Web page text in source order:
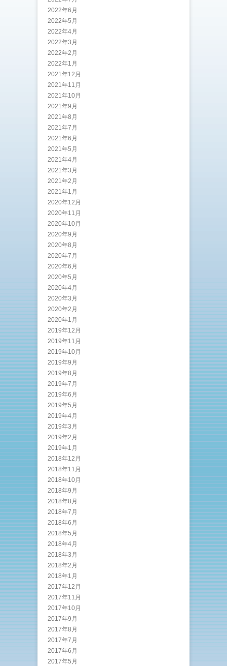
2022年6月
2022年5月
2022年4月
2022年3月
2022年2月
2022年1月
2021年12月
2021年11月
2021年10月
2021年9月
2021年8月
2021年7月
2021年6月
2021年5月
2021年4月
2021年3月
2021年2月
2021年1月
2020年12月
2020年11月
2020年10月
2020年9月
2020年8月
2020年7月
2020年6月
2020年5月
2020年4月
2020年3月
2020年2月
2020年1月
2019年12月
2019年11月
2019年10月
2019年9月
2019年8月
2019年7月
2019年6月
2019年5月
2019年4月
2019年3月
2019年2月
2019年1月
2018年12月
2018年11月
2018年10月
2018年9月
2018年8月
2018年7月
2018年6月
2018年5月
2018年4月
2018年3月
2018年2月
2018年1月
2017年12月
2017年11月
2017年10月
2017年9月
2017年8月
2017年7月
2017年6月
2017年5月